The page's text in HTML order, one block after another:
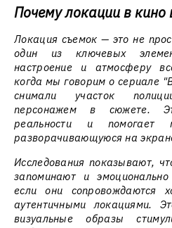
Почему локации в
Локация съемок — это не
один из ключевых
настроение и атмосферу
когда мы говорим о сериале
снимали участок
персонажем в сюжете.
реальности и помогает
разворачивающуюся на
Исследования показывают,
запоминают и
если они сопровождаются
аутентичными локациями.
визуальные образы